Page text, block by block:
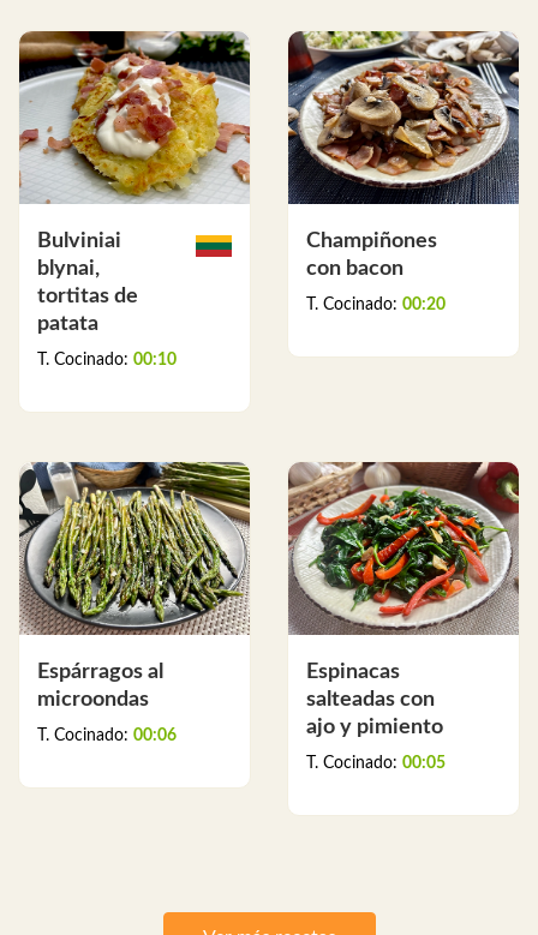
Bulviniai
blynai,
tortitas de
patata
T. Cocinado: 00:10
Champiñones
con bacon
T. Cocinado: 00:20
Espárragos al
microondas
T. Cocinado: 00:06
Espinacas
salteadas con
ajo y pimiento
T. Cocinado: 00:05